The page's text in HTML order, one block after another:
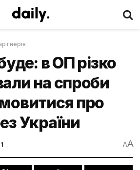
в ОП різко
на спроби
про
України
AA